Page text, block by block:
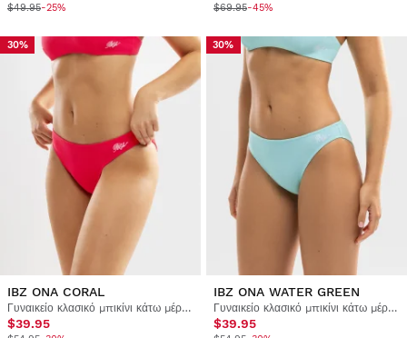
$49.95-25% $69.95-45%
30%
IBZ ONA CORAL
Γυναικείο κλασικό μπικίνι κάτω μέρος
$39.95
30%
IBZ ONA WATER GREEN
Γυναικείο κλασικό μπικίνι κάτω μέρος
$39.95